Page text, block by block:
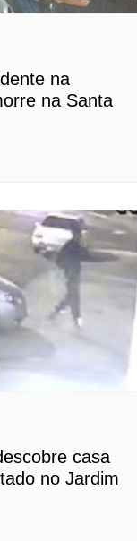
na
na Santa
casa
no Jardim